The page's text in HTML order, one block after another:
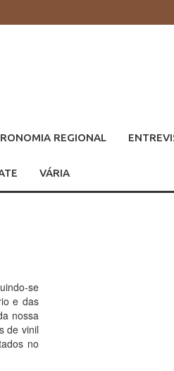
REGIONAL
VÁRIA
se
e das
nossa
de vinil
no